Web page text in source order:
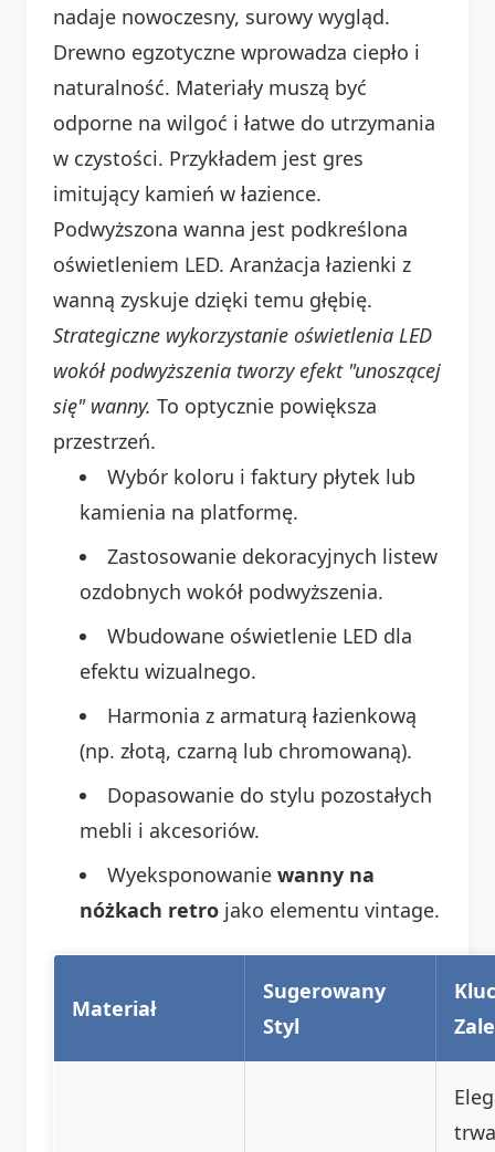
nadaje nowoczesny, surowy wygląd.
Drewno egzotyczne wprowadza ciepło i
naturalność. Materiały muszą być
odporne na wilgoć i łatwe do utrzymania
w czystości. Przykładem jest gres
imitujący kamień w łazience.
Podwyższona wanna jest podkreślona
oświetleniem LED. Aranżacja łazienki z
wanną zyskuje dzięki temu głębię.
Strategiczne wykorzystanie oświetlenia LED
wokół podwyższenia tworzy efekt "unoszącej
się" wanny. To optycznie powiększa
przestrzeń.
Wybór koloru i faktury płytek lub
kamienia na platformę.
Zastosowanie dekoracyjnych listew
ozdobnych wokół podwyższenia.
Wbudowane oświetlenie LED dla
efektu wizualnego.
Harmonia z armaturą łazienkową
(np. złotą, czarną lub chromowaną).
Dopasowanie do stylu pozostałych
mebli i akcesoriów.
Wyeksponowanie wanny na
nóżkach retro jako elementu vintage.
Materiał
Sugerowany
Styl